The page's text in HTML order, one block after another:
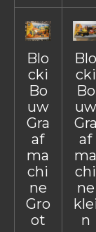
Blo
cki
Bo
uw
Gra
af
ma
chi
ne
Gro
ot
Blo
cki
Bo
uw
Gra
af
ma
chi
ne
n